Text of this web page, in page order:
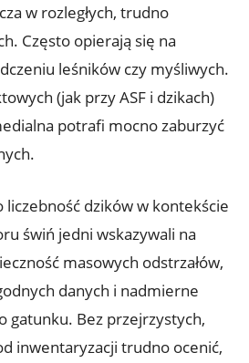
w rozległych, trudno
Często opierają się na
leśników czy myśliwych.
(jak przy ASF i dzikach)
potrafi mocno zaburzyć
liczebność dzików w kontekście
świń jedni wskazywali na
masowych odstrzałów,
danych i nadmierne
gatunku. Bez przejrzystych,
inwentaryzacji trudno ocenić,